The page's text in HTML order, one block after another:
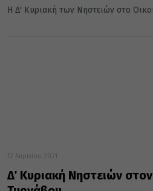
Η Δ' Κυριακή των Νηστειών στο
12 Απριλίου 2021
Δ΄ Κυριακή Νηστειών